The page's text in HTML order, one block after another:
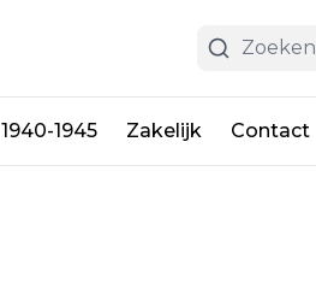
1940-1945 Zakelijk Contact